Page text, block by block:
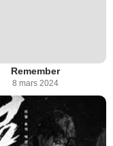
Remember
8 mars 2024